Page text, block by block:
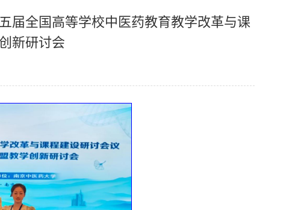
届全国高等学校中医药教育教学改革与课
新研讨会